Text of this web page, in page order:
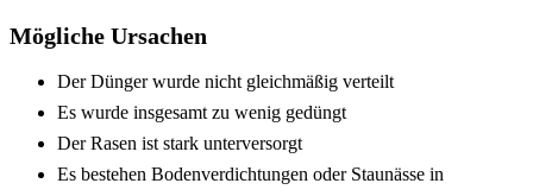
Mögliche Ursachen
Der Dünger wurde nicht gleichmäßig verteilt
Es wurde insgesamt zu wenig gedüngt
Der Rasen ist stark unterversorgt
Es bestehen Bodenverdichtungen oder Staunässe in